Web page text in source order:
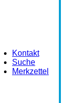
Kontakt
Suche
Merkzettel